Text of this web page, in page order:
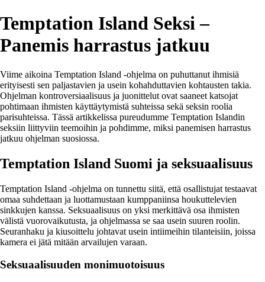
Temptation Island Seksi –
Panemis harrastus jatkuu
Viime aikoina Temptation Island -ohjelma on puhuttanut ihmisiä
erityisesti sen paljastavien ja usein kohahduttavien kohtausten takia.
Ohjelman kontroversiaalisuus ja juonittelut ovat saaneet katsojat
pohtimaan ihmisten käyttäytymistä suhteissa sekä seksin roolia
parisuhteissa. Tässä artikkelissa pureudumme Temptation Islandin
seksiin liittyviin teemoihin ja pohdimme, miksi panemisen harrastus
jatkuu ohjelman suosiossa.
Temptation Island Suomi ja seksuaalisuus
Temptation Island -ohjelma on tunnettu siitä, että osallistujat testaavat
omaa suhdettaan ja luottamustaan kumppaniinsa houkuttelevien
sinkkujen kanssa. Seksuaalisuus on yksi merkittävä osa ihmisten
välistä vuorovaikutusta, ja ohjelmassa se saa usein suuren roolin.
Seuranhaku ja kiusoittelu johtavat usein intiimeihin tilanteisiin, joissa
kamera ei jätä mitään arvailujen varaan.
Seksuaalisuuden monimuotoisuus